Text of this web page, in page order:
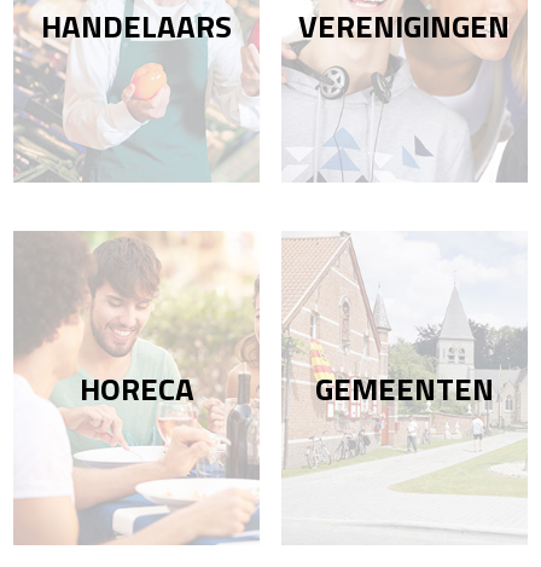
HANDELAARS VERENIGINGEN
HORECA GEMEENTEN